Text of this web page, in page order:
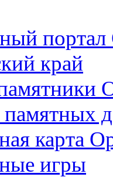
портал
край
карта
игры